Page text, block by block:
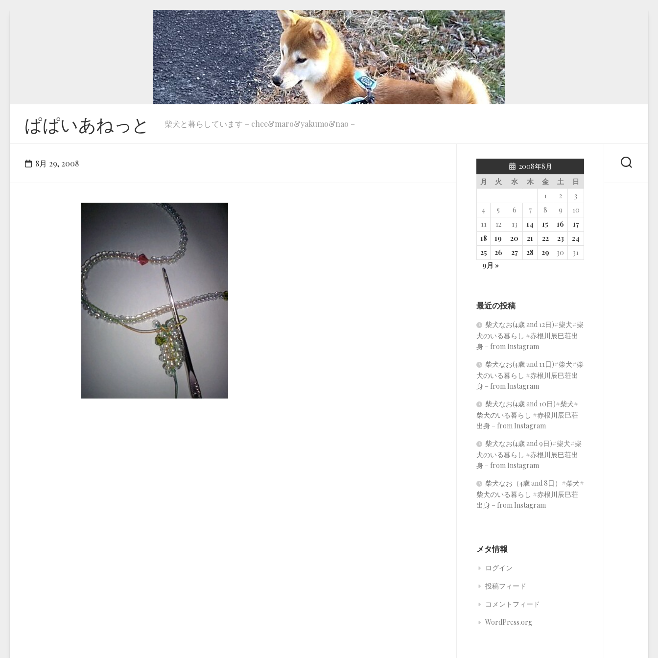
ぱぱいあねっと 柴犬と暮らしています – chee&maro&yakumo&nao –
8月 29, 2008
2008年8月
月
火 水 木 金 土
日
1
2
3
4
5 6 7 8 9
10
11
12 13 14 15 16
17
18
19 20 21 22 23
24
25
26 27 28 29 30
31
9月 »
最近の投稿
柴犬なお(4歳 and 12日)#柴犬#柴
犬のいる暮らし #赤根川辰巳荘出
身 – from Instagram
柴犬なお(4歳 and 11日)#柴犬#柴
犬のいる暮らし #赤根川辰巳荘出
身 – from Instagram
柴犬なお(4歳 and 10日)#柴犬#
柴犬のいる暮らし #赤根川辰巳荘
出身 – from Instagram
柴犬なお(4歳 and 9日)#柴犬#柴
犬のいる暮らし #赤根川辰巳荘出
身 – from Instagram
柴犬なお（4歳 and 8日）#柴犬#
柴犬のいる暮らし #赤根川辰巳荘
出身 – from Instagram
メタ情報
ログイン
投稿フィード
コメントフィード
WordPress.org